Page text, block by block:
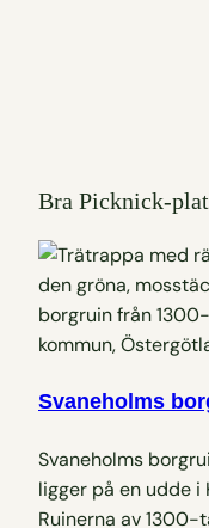
Bra Picknick-
Svaneholms
Svaneholms
ligger på en udde i
Ruinerna av 1300-